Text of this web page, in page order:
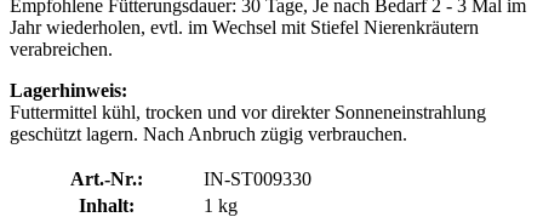
Empfohlene Fütterungsdauer: 30 Tage, Je nach Bedarf 2 - 3 Mal im
Jahr wiederholen, evtl. im Wechsel mit Stiefel Nierenkräutern
verabreichen.
Lagerhinweis:
Futtermittel kühl, trocken und vor direkter Sonneneinstrahlung
geschützt lagern. Nach Anbruch zügig verbrauchen.
Art.-Nr.:
IN-ST009330
Inhalt:
1 kg